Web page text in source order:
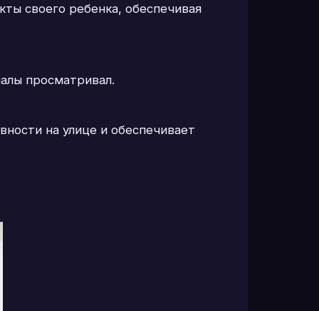
своего ребенка, обеспечивая
просматривал.
на улице и обеспечивает